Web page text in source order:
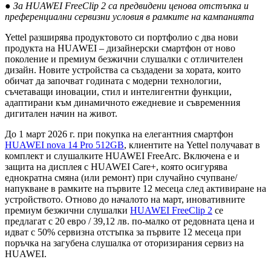
● За HUAWEI FreeClip 2 са предвидени ценова отстъпка и
преференциални сервизни условия в рамките на кампанията
Yettel разширява продуктовото си портфолио с два нови
продукта на HUAWEI – дизайнерски смартфон от ново
поколение и премиум безжични слушалки с отличителен
дизайн. Новите устройства са създадени за хората, които
обичат да започват годината с модерни технологии,
съчетаващи иновации, стил и интелигентни функции,
адаптирани към динамичното ежедневие и съвременния
дигитален начин на живот.
До 1 март 2026 г. при покупка на елегантния смартфон
HUAWEI nova 14 Pro 512GB, клиентите на Yettel получават в
комплект и слушалките HUAWEI FreeArc. Включена е и
защита на дисплея с HUAWEI Care+, която осигурява
еднократна смяна (или ремонт) при случайно счупване/
напукване в рамките на първите 12 месеца след активиране на
устройството. Отново до началото на март, иновативните
премиум безжични слушалки HUAWEI FreeClip 2 се
предлагат с 20 евро / 39,12 лв. по-малко от редовната цена и
идват с 50% сервизна отстъпка за първите 12 месеца при
поръчка на загубена слушалка от оторизирания сервиз на
HUAWEI.